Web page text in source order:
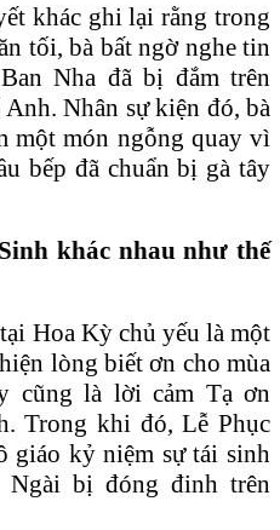
khác ghi lại rằng trong
tối, bà bất ngờ nghe tin
Nha đã bị đắm trên
Nhân sự kiện đó, bà
một món ngỗng quay vì
bếp đã chuẩn bị gà tây
khác nhau như thế
Hoa Kỳ chủ yếu là một
lòng biết ơn cho mùa
cũng là lời cảm Tạ ơn
Trong khi đó, Lễ Phục
giáo kỷ niệm sự tái sinh
bị đóng đinh trên